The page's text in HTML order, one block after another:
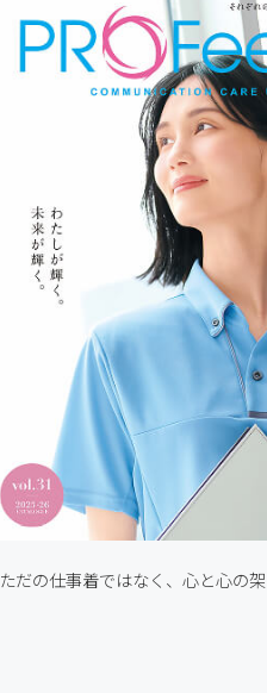
ただの仕事着ではなく、 心と心の